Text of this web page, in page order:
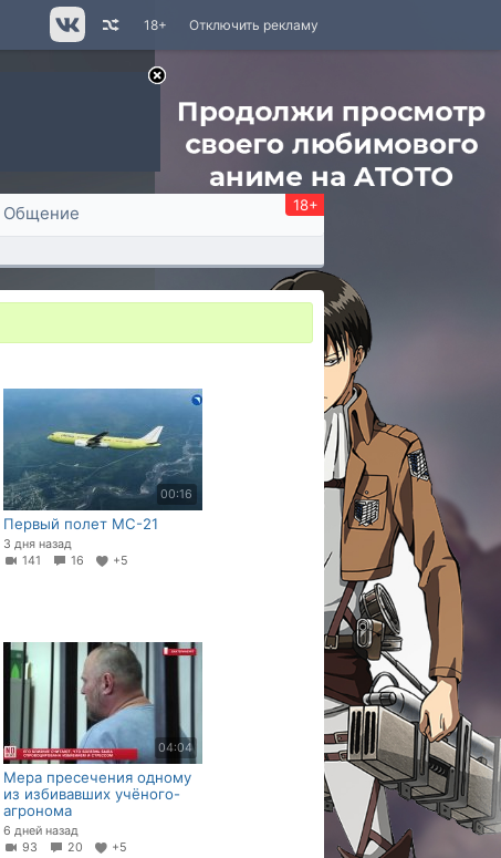
Отключить рекламу
18+
Общение 18+
00:16
Первый полет МС-21
3 дня назад
141
16 +5
04:04
Мера пресечения одному
из избивавших учёного-
агронома
6 дней назад
93
20 +5